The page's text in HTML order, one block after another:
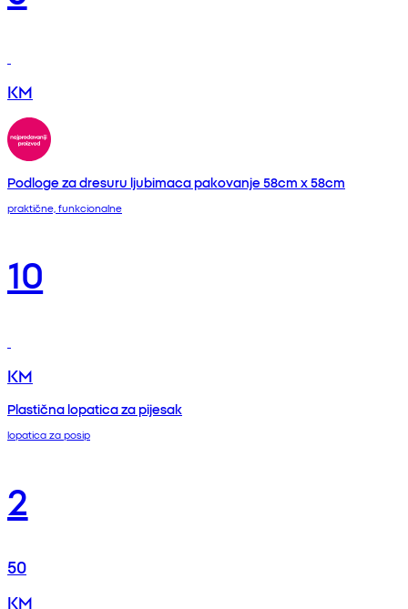
KM
Podloge za dresuru ljubimaca pakovanje 58cm x 58cm
praktične, funkcionalne
10
KM
Plastična lopatica za pijesak
lopatica za posip
2
50
KM